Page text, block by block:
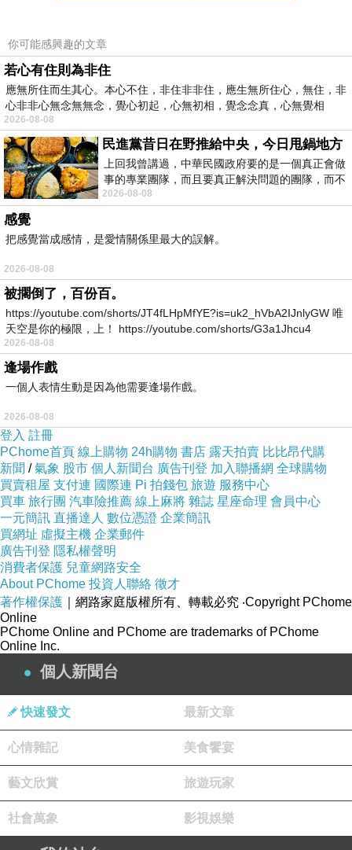
但是我想【領導者】無線感應背蓋 Apple 8Pin iPhone5 5S
感應背蓋 Qi 無線充電(通過NCC認證)在網路上買應該會
比較便宜，
5S 感應背蓋 Qi 無線充電(通過NCC認證)而且24小時都能
買，上網慢慢挑選，不用等店家開門也不用看店員臉色
商品網址
http://www.momoshop.com.tw/goods/GoodsDet
ail.jsp?
i_code=2421819&memid=6000000188&cid=a
puad&oid=1&osm=league
商品訊息功能
品號：2421819
你可能感興趣的文章
若心有住則為非住
應無所住而生其心。本心不住，非住非非住，應生無所住心，無住，非
心非非心無念無無念，覺心初起，心無初相，覺念念真，心無覺相
2026-08-08
民進黨昔日在野推給中央，今日甩鍋地方
上回我曾講過，中華民國政府要的是一個真正會做
事的專業團隊，而且要真正解決問題的團隊，而不
是只會到處甩鍋的雙標團隊，最近民進黨
2026-08-08
感覺
把感覺當成感情，是愛情關係里最大的誤解。
2026-08-08
被擱倒了，百份百。
https://youtube.com/shorts/JT4fLHpMfYE?is=uk2_hVbA2IJnlyGW 唯
天空是你的極限，上！ https://youtube.com/shorts/G3a1Jhcu4
2026-08-08
逢場作戲
一個人表情生動是因為他需要逢場作戲。
2026-08-08
登入 註冊
PChome首頁 線上購物 24h購物 書店 露天拍賣 比比昂代購
新聞 /氣象 股市 個人新聞台 廣告刊登 加入聯播網 全球購物
買賣租屋 支付連 國際連 Pi 拍錢包 旅遊 服務中心
買車 旅行團 汽車險推薦 線上麻將 雜誌 星座命理 會員中心
一元簡訊 直播達人 數位憑證 企業簡訊
買網址 虛擬主機 企業郵件
廣告刊登 隱私權聲明
消費者保護 兒童網路安全
About PChome 投資人聯絡 徵才
著作權保護 ｜網路家庭版權所有、轉載必究 ‧Copyright PChome
Online
PChome Online and PChome are trademarks of PChome
Online Inc.
個人新聞台
快速發文 最新文章
心情雜記 美食饗宴
藝文欣賞 旅遊玩家
社會萬象 影視娛樂